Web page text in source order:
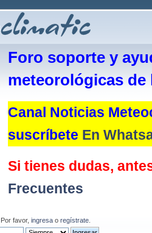
Foro soporte y
meteorológicas de
Canal Noticias
suscríbete En
Si tienes dudas,
Frecuentes
. Por favor, ingresa o regístrate